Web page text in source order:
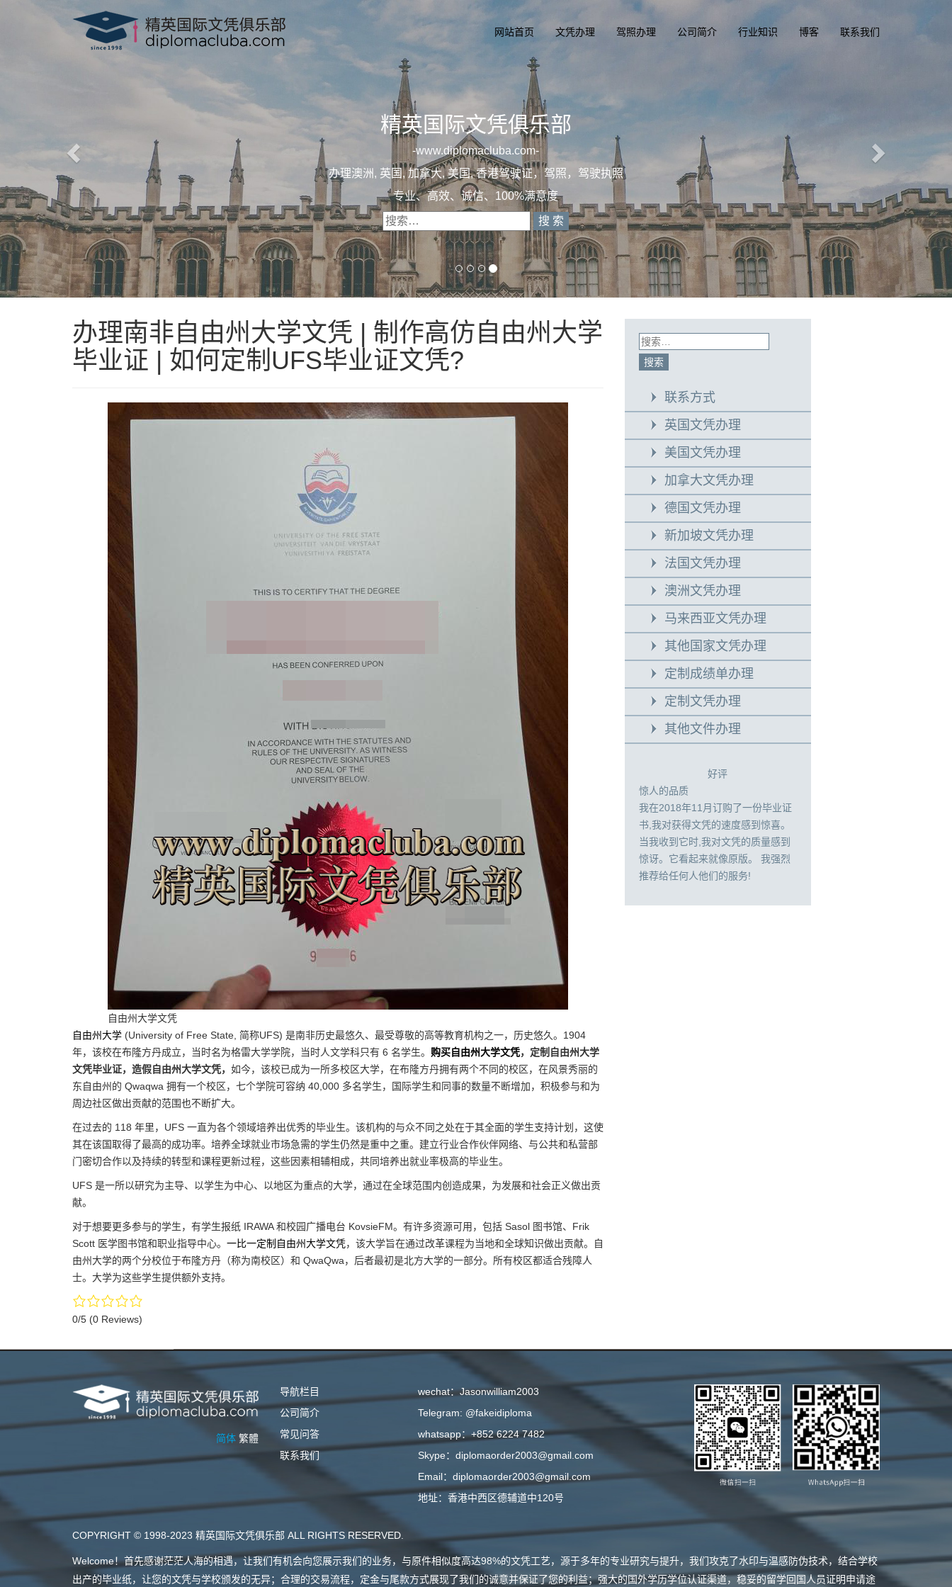
网站首页 文凭办理 驾照办理 公司简介 行业知识 博客 联系我们
精英国际文凭俱乐部
一diplomacluba.com 一
办理澳洲, 英国, 加拿大, 美国, 香港驾驶证，驾照，驾驶执照
专业定制澳洲、英国、加拿大、美国驾照
办理南非自由州大学文凭 | 制作高仿自由州大学
毕业证 | 如何定制UFS毕业证文凭?
自由州大学文凭
自由州大学 (University of Free State, 简称UFS) 是南非历史最悠久、最受尊敬的高等教育机构之一，历史悠久。1904
年，该校在布隆方丹成立，当时名为格雷大学学院，当时人文学科只有 6 名学生。 购买自由州大学文凭，定制自由州大学
文凭毕业证，造假自由州大学文凭， 如今，该校已成为一所多校区大学，在布隆方丹拥有两个不同的校区，在风景秀丽的
东自由州的 Qwaqwa 拥有一个校区，七个学院可容纳 40,000 多名学生，国际学生和同事的数量不断增加，积极参与和为
周边社区做出贡献的范围也不断扩大。
在过去的 118 年里，UFS 一直为各个领域培养出优秀的毕业生。该机构的与众不同之处在于其全面的学生支持计划，这使
其在该国取得了最高的成功率。培养全球就业市场急需的学生仍然是重中之重。建立行业合作伙伴网络、与公共和私营部
门密切合作以及持续的转型和课程更新过程，这些因素相辅相成，共同培养出就业率极高的毕业生。
UFS 是一所以研究为主导、以学生为中心、以地区为重点的大学，通过在全球范围内创造成果，为发展和社会正义做出贡
献。
对于想要更多参与的学生，有学生报纸 IRAWA 和校园广播电台 KovsieFM。有许多资源可用，包括 Sasol 图书馆、Frik
Scott 医学图书馆和职业指导中心。 一比一定制自由州大学文凭，该大学旨在通过改革课程为当地和全球知识做出贡献。自
由州大学的两个分校位于布隆方丹（称为南校区）和 QwaQwa，后者最初是北方大学的一部分。所有校区都适合残障人
士。大学为这些学生提供额外支持。
0/5 (0 Reviews)
联系方式
英国文凭办理
美国文凭办理
加拿大文凭办理
德国文凭办理
新加坡文凭办理
法国文凭办理
澳洲文凭办理
马来西亚文凭办理
其他国家文凭办理
定制成绩单办理
定制文凭办理
其他文件办理
好评
惊人的品质
我在2018年11月订购了一份毕业证
书,我对获得文凭的速度感到惊喜。
当我收到它时,我对文凭的质量感到
惊讶。它看起来就像原版。 我强烈
推荐给任何人他们的服务!
简体 繁體
导航栏目
公司简介
常见问答
联系我们
wechat：Jasonwilliam2003
Telegram: @fakeidiploma
whatsapp：+852 6224 7482
Skype：diplomaorder2003@gmail.com
Email：diplomaorder2003@gmail.com
地址：香港中西区德辅道中120号
COPYRIGHT © 1998-2023 精英国际文凭俱乐部 ALL RIGHTS RESERVED.
Welcome！首先感谢茫茫人海的相遇，让我们有机会向您展示我们的业务，与原件相似度高达98%的文凭工艺，源于多年的专业研究与提升，我们攻克了水印与温感防伪技术，结合学校
出产的毕业纸，让您的文凭与学校颁发的无异；合理的交易流程，定金与尾款方式展现了我们的诚意并保证了您的利益；强大的国外学历学位认证渠道，稳妥的留学回国人员证明申请途